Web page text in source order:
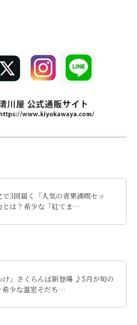
3回届く「人気の青果満喫セッ
とは？希少な「紅てま…
け」さくらんぼ新登場 ♪5月が旬の
希少な温室そだち…